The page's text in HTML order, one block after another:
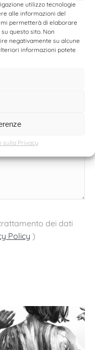
utilizzo tecnologie
alle informazioni del
permetterà di elaborare
questo sito. Non
negativamente su alcune
informazioni potete
sulla Privacy
dei dati
Policy )